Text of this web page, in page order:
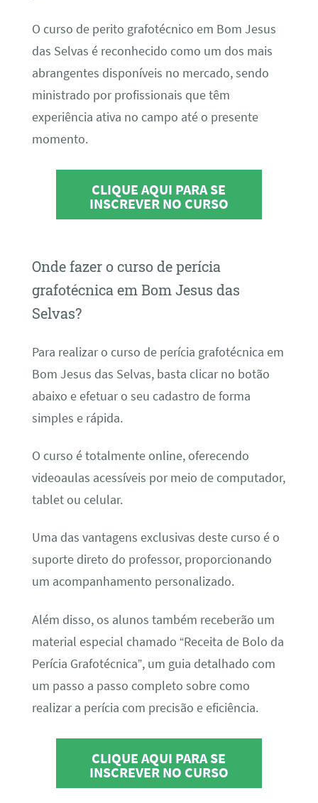
O curso de perito grafotécnico em Bom Jesus
das Selvas é reconhecido como um dos mais
abrangentes disponíveis no mercado, sendo
ministrado por profissionais que têm
experiência ativa no campo até o presente
momento.
CLIQUE AQUI PARA SE
INSCREVER NO CURSO
Onde fazer o curso de perícia
grafotécnica em Bom Jesus das
Selvas?
Para realizar o curso de perícia grafotécnica em
Bom Jesus das Selvas, basta clicar no botão
abaixo e efetuar o seu cadastro de forma
simples e rápida.
O curso é totalmente online, oferecendo
videoaulas acessíveis por meio de computador,
tablet ou celular.
Uma das vantagens exclusivas deste curso é o
suporte direto do professor, proporcionando
um acompanhamento personalizado.
Além disso, os alunos também receberão um
material especial chamado “Receita de Bolo da
Perícia Grafotécnica”, um guia detalhado com
um passo a passo completo sobre como
realizar a perícia com precisão e eficiência.
CLIQUE AQUI PARA SE
INSCREVER NO CURSO